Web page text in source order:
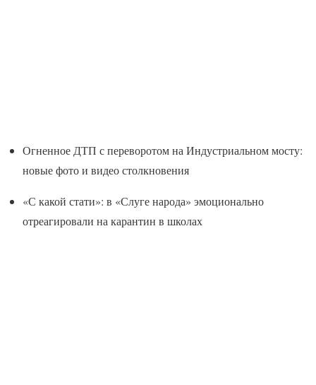
Огненное ДТП с переворотом на Индустриальном мосту:
новые фото и видео столкновения
«С какой стати»: в «Слуге народа» эмоционально
отреагировали на карантин в школах